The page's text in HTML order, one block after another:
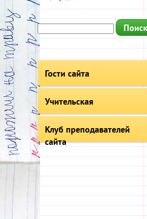
Гости сайта
Учительская
Клуб преподавателей
сайта